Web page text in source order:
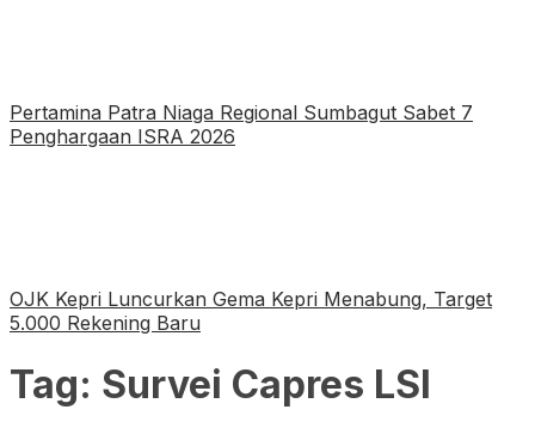
Pertamina Patra Niaga Regional Sumbagut Sabet 7
Penghargaan ISRA 2026
OJK Kepri Luncurkan Gema Kepri Menabung, Target
5.000 Rekening Baru
Tag: Survei Capres LSI